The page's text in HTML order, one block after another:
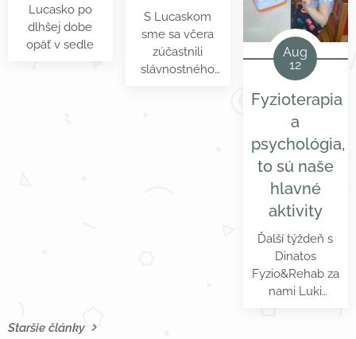
autizmom.
Lucaskovi tento
typ terapie
nesmierne...
Lucasko po
dlhšej dobe
opäť v sedle
S Lucaskom
sme sa včera
zúčastnili
slávnostného
Aug
12
Fyzioterapia
a
psychológia,
to sú naše
hlavné
aktivity
Ďalší týždeň s
Dinatos
Fyzio&Rehab za
nami Luki
pravidelne
Staršie články